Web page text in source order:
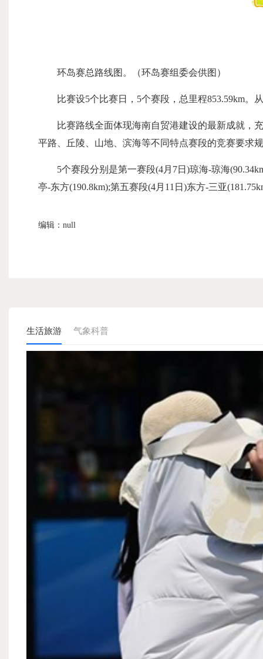
环岛赛总路线图。（环岛赛组委会供图）
比赛设5个比赛日，5个赛段，总里程853.59km。
比赛路线全面体现海南自贸港建设的最新成就，充
平路、丘陵、山地、滨海等不同特点赛段的竞赛要求
5个赛段分别是第一赛段(4月7日)琼海-琼海
亭-东方(190.8km);第五赛段(4月11日)东方-三亚
编辑：null
生活旅游 气象科普